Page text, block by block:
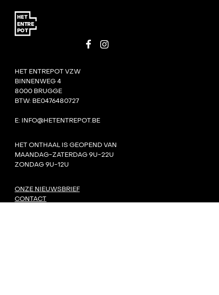
HET ENTREPOT VZW
BINNENWEG 4
8000 BRUGGE
BTW: BE0476480727
E: INFO@HETENTREPOT.BE
HET ONTHAAL IS GEOPEND VAN
MAANDAG-ZATERDAG 9U-22U
ZONDAG 9U-12U
ONZE NIEUWSBRIEF
CONTACT